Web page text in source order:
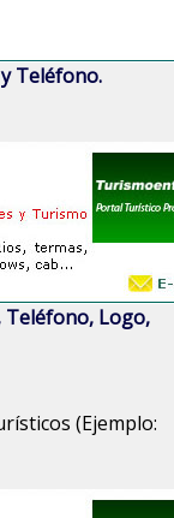
Teléfono.
Teléfono, Logo,
(Ejemplo: